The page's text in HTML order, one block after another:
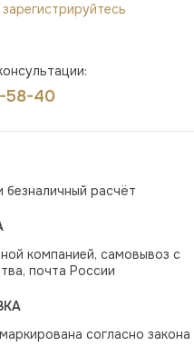
зарегистрируйтесь
58-40
безналичный расчёт
компанией, самовывоз с
почта России
согласно закона